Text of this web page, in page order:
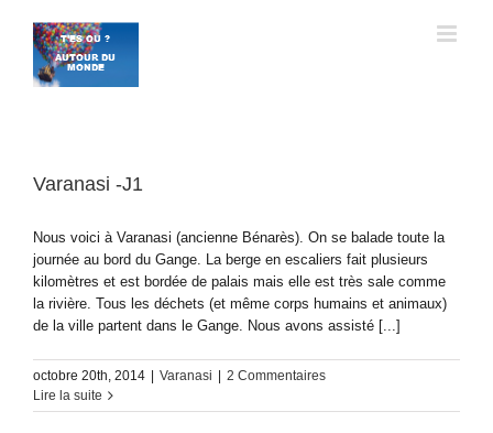
contenu
Varanasi -J1
Nous voici à Varanasi (ancienne Bénarès). On se balade toute la
journée au bord du Gange. La berge en escaliers fait plusieurs
kilomètres et est bordée de palais mais elle est très sale comme
la rivière. Tous les déchets (et même corps humains et animaux)
de la ville partent dans le Gange. Nous avons assisté [...]
octobre 20th, 2014 Varanasi
2 Commentaires
Lire la suite